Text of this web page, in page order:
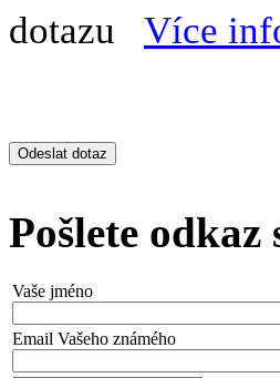
dotazu
Více
Pošlete odkaz
Vaše jméno
Email Vašeho známého